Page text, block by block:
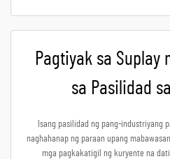
Pagtiyak sa Suplay
sa Pasilidad
Isang pasilidad ng pang-industriyang
naghahanap ng paraan upang
mga pagkakatigil ng kuryente na